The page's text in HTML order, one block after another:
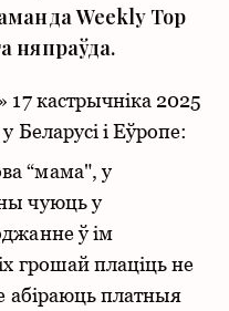
Weekly Top
няпраўда.
17 кастрычніка 2025
Беларусі і Еўропе:
“мама", у
чуюць у
ў ім
грошай плаціць не
абіраюць платныя